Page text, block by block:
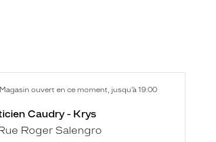
Magasin ouvert en ce moment, jusqu’à 19:00
Caudry - Krys
Roger Salengro